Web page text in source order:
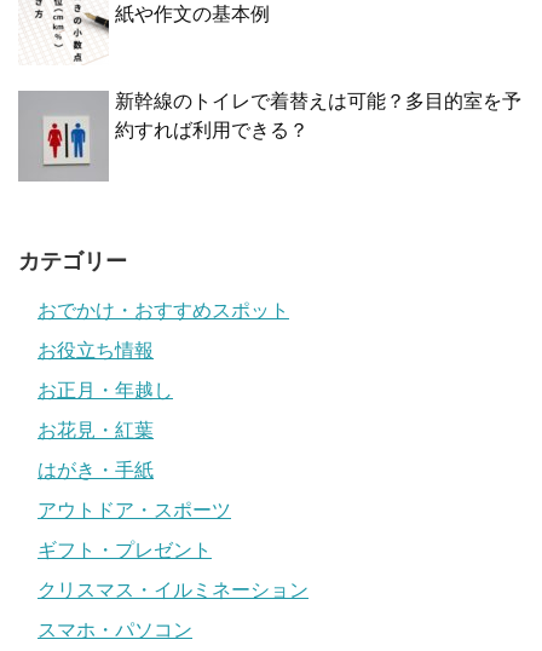
紙や作文の基本例
新幹線のトイレで着替えは可能？多目的室を予
約すれば利用できる？
カテゴリー
おでかけ・おすすめスポット
お役立ち情報
お正月・年越し
お花見・紅葉
はがき・手紙
アウトドア・スポーツ
ギフト・プレゼント
クリスマス・イルミネーション
スマホ・パソコン